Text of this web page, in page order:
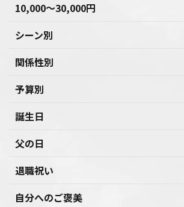
10,000～30,000円
シーン別
関係性別
予算別
誕生日
父の日
退職祝い
自分へのご褒美